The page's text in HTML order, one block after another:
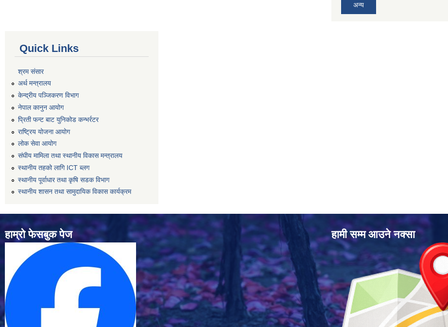
अन्य
Quick Links
श्रम संसार
अर्थ मन्त्रालय
केन्द्रीय पञ्जिकरण विभाग
नेपाल कानुन आयोग
प्रिती फन्ट बाट युनिकोड कन्भर्रटर
राष्ट्रिय योजना आयोग
लोक सेवा आयोग
संघीय मामिला तथा स्थानीय विकास मन्त्रालय
स्थानीय तहको लागि ICT ब्लग
स्थानीय पूर्वाधार तथा कृषि सडक विभाग
स्थानीय शासन तथा सामुदायिक विकास कार्यक्रम
हाम्रो फेसबुक पेज हामी सम्म आउने नक्सा